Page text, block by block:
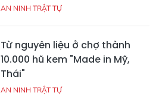
AN NINH TRẬT TỰ
Từ nguyên liệu ở chợ thành
10.000 hũ kem "Made in Mỹ,
Thái"
AN NINH TRẬT TỰ